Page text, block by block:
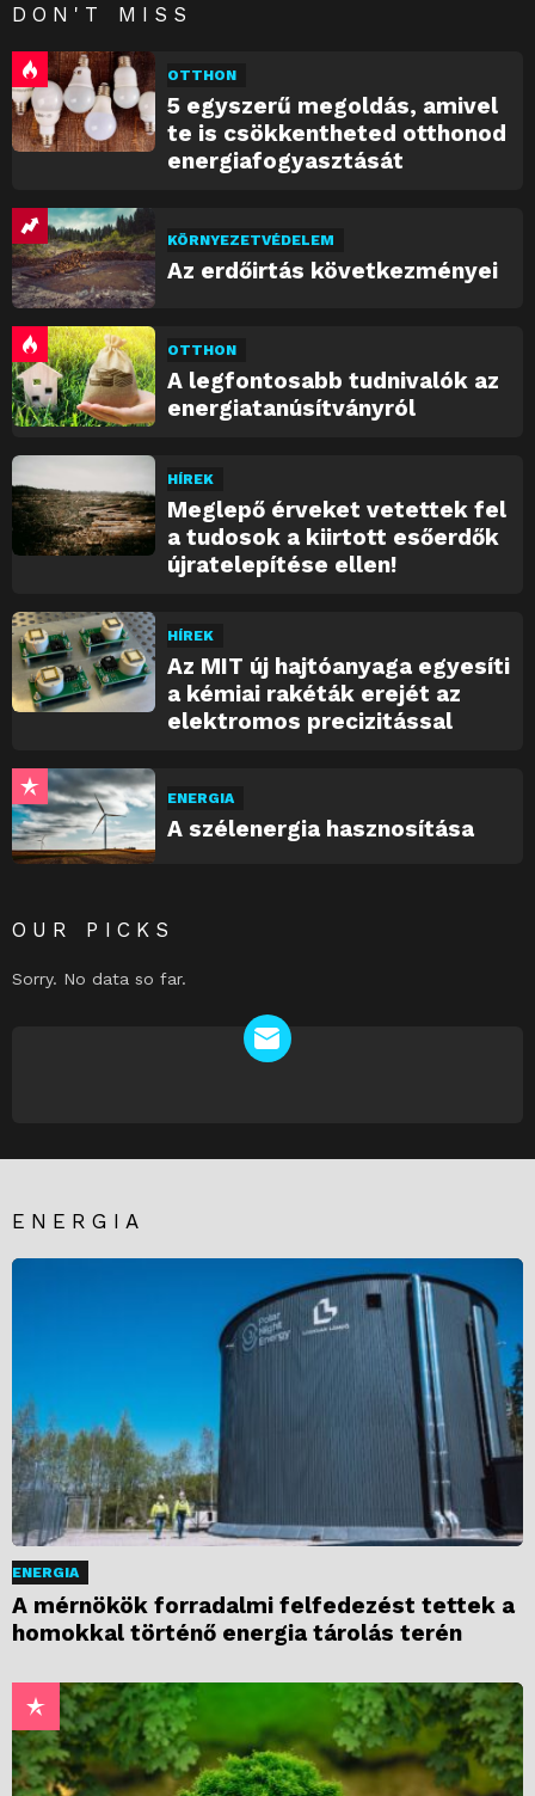
DON'T MISS
OTTHON
5 egyszerű megoldás, amivel
te is csökkentheted otthonod
energiafogyasztását
KÖRNYEZETVÉDELEM
Az erdőirtás következményei
OTTHON
A legfontosabb tudnivalók az
energiatanúsítványról
HÍREK
Meglepő érveket vetettek fel
a tudosok a kiirtott esőerdők
újratelepítése ellen!
HÍREK
Az MIT új hajtóanyaga egyesíti
a kémiai rakéták erejét az
elektromos precizitással
ENERGIA
A szélenergia hasznosítása
OUR PICKS
Sorry. No data so far.
ENERGIA
ENERGIA
A mérnökök forradalmi felfedezést tettek a
homokkal történő energia tárolás terén